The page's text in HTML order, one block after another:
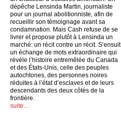
dépêche Lensinda Martin, journaliste
pour un journal abolitionniste, afin de
recueillir son témoignage avant sa
condamnation. Mais Cash refuse de se
livrer et propose plutôt à Lensinda un
marché: un récit contre un récit. S’ensuit
un échange de mots extraordinaire qui
révèle l’histoire entremêlée du Canada
et des États-Unis, celle des peuples
autochtones, des personnes noires
réduites à l’état d’esclaves et de leurs
descendants des deux côtés de la
frontière.
suite…